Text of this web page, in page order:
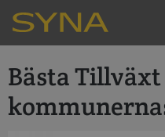
Bästa Tillväxt